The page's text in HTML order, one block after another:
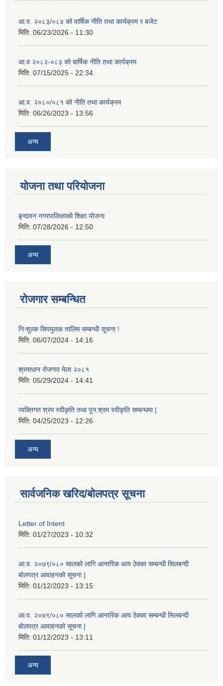
आ.व. २०८३/०८४ को वार्षिक नीति तथा कार्यक्रम र बजेट
मिति: 06/23/2026 - 11:30
आ.व २०८२-०८३ को बार्षिक नीति तथा कार्यक्रम
मिति: 07/15/2025 - 22:34
आ.व. २०८०/०८१ को नीति तथा कार्यक्रम
मिति: 06/26/2023 - 13:56
अन्य
योजना तथा परियोजना
बृन्दावन नगरपालिकाको शिक्षा योजना
मिति: 07/28/2026 - 12:50
अन्य
रोजगार सम्बन्धित
निःशुल्क सिपमुलक तालिम सम्बन्धी सूचना !
मिति: 06/07/2024 - 14:16
श्रमाधान रोजगार मेला २०८१
मिति: 05/29/2024 - 14:41
व्यक्तिगत श्रम स्वीकृति तथा पुन:श्रम स्वीकृति सम्बन्धमा |
मिति: 04/25/2023 - 12:26
अन्य
सार्वजनिक खरिद/बोलपत्र सूचना
Letter of Intent
मिति: 01/27/2023 - 10:32
आ.व. २०७९/०८० सालको लागि आन्तरिक आय ठेक्का सम्बन्धी सिलबन्दी
बोलपत्र आवाहनको सूचना |
मिति: 01/12/2023 - 13:15
आ.व. २०७९/०८० सालको लागि आन्तरिक आय ठेक्का सम्बन्धी सिलबन्दी
बोलपत्र आवाहनको सूचना |
मिति: 01/12/2023 - 13:11
अन्य